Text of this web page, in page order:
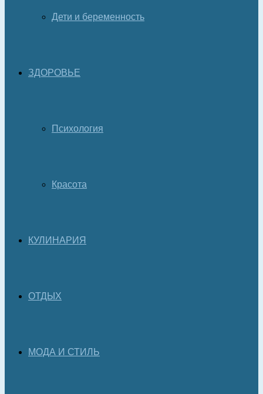
Дети и беременность
ЗДОРОВЬЕ
Психология
Красота
КУЛИНАРИЯ
ОТДЫХ
МОДА И СТИЛЬ